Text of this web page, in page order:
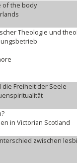
of the body
Theologie und
Freiheit der Seele
in Victorian Scotland
zwischen